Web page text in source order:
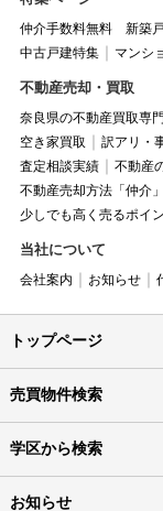
仲介手数料無料 新築
中古戸建特集
マンシ
不動産売却・買取
奈良県の不動産買取専
空き家買取
訳アリ・
査定相談実績
不動産
不動産売却方法「仲介
少しでも高く売るポイ
当社について
会社案内 お知らせ
トップページ
売買物件検索
学区から検索
お知らせ